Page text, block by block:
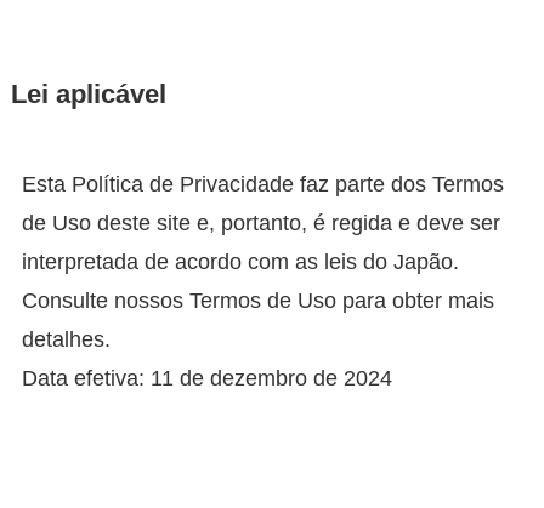
Lei aplicável
Esta Política de Privacidade faz parte dos Termos
de Uso deste site e, portanto, é regida e deve ser
interpretada de acordo com as leis do Japão.
Consulte nossos Termos de Uso para obter mais
detalhes.
Data efetiva: 11 de dezembro de 2024